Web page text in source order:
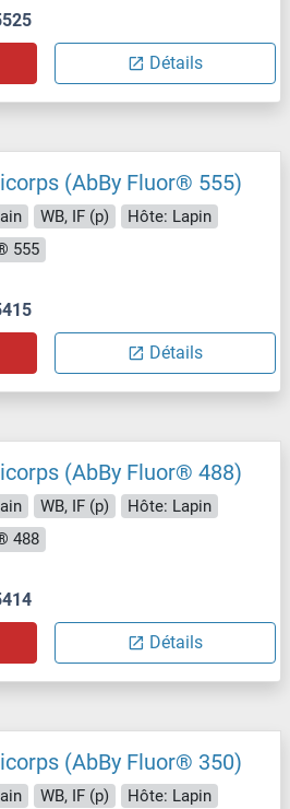
Détails
(AbBy Fluor® 555)
WB, IF (p)
Hôte: Lapin
555
Détails
(AbBy Fluor® 488)
WB, IF (p)
Hôte: Lapin
488
Détails
(AbBy Fluor® 350)
WB, IF (p)
Hôte: Lapin